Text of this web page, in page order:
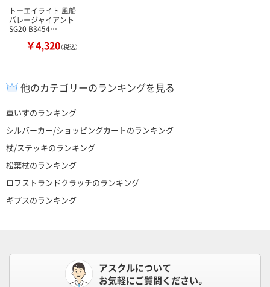
トーエイライト 風船
バレージャイアント
SG20 B3454…
￥4,320（税込）
他のカテゴリーのランキングを見る
車いすのランキング
シルバーカー/ショッピングカートのランキング
杖/ステッキのランキング
松葉杖のランキング
ロフストランドクラッチのランキング
ギプスのランキング
アスクルについて
お気軽にご質問ください。